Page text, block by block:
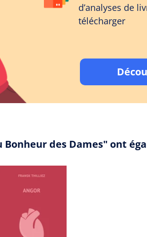
d’analyses de
télécharger
des Dames" ont